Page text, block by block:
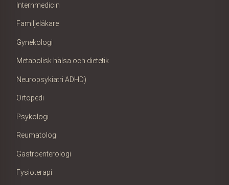
Internmedicin
Familjeläkare
Gynekologi
Metabolisk hälsa och dietetik
Neuropsykiatri ADHD)
Ortopedi
Psykologi
Reumatologi
Gastroenterologi
Fysioterapi